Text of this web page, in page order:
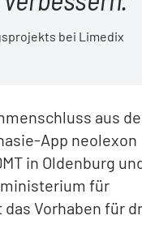
bei Limedix
aus
App neolexon
in Oldenburg
für
Vorhaben für